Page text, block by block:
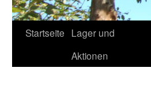
Zum
Startseite Lager und
Aktionen